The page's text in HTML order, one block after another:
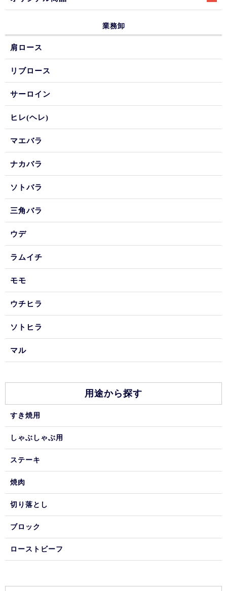
業務卸
肩ロース
リブロース
サーロイン
ヒレ(ヘレ)
マエバラ
ナカバラ
ソトバラ
三角バラ
ウデ
ラムイチ
モモ
ウチヒラ
ソトヒラ
マル
用途から探す
すき焼用
しゃぶしゃぶ用
ステーキ
焼肉
切り落とし
ブロック
ローストビーフ